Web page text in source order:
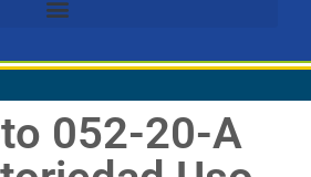
052-20-A